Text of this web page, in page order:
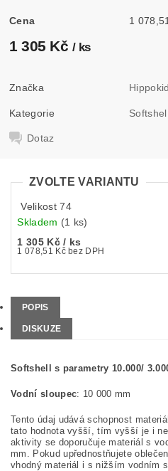
Cena
1 305 Kč / ks
Značka
Kategorie
Dotaz
ZVOLTE VARIANTU
Velikost 74
Skladem (1 ks)
1 305 Kč/ ks
1 078,51 Kč bez DPH
POPIS
DISKUZE
Softshell s parametry 10.000/
Vodní sloupec: 10 000 mm
Tento údaj udává schopnost
tato hodnota vyšší, tím vyšší je i
aktivity se doporučuje materiál s
mm. Pokud upřednostňujete
vhodný materiál i s nižším vodním